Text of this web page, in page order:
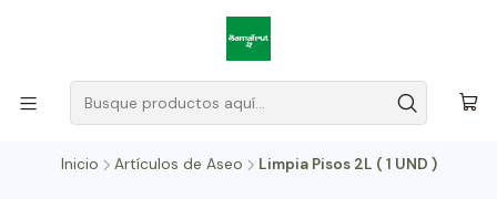
Inicio Artículos de Aseo Limpia Pisos 2L ( 1 UND )